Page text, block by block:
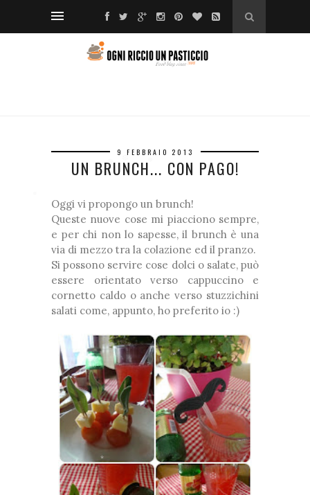
9 FEBBRAIO 2013
UN BRUNCH... CON PAGO!
Oggi vi propongo un brunch!
Queste nuove cose mi piacciono sempre,
e per chi non lo sapesse, il brunch è una
via di mezzo tra la colazione ed il pranzo.
Si possono servire cose dolci o salate, può
essere orientato verso cappuccino e
cornetto caldo o anche verso stuzzichini
salati come, appunto, ho preferito io :)
❅
*
❆
❅
❆
*
❅
❅